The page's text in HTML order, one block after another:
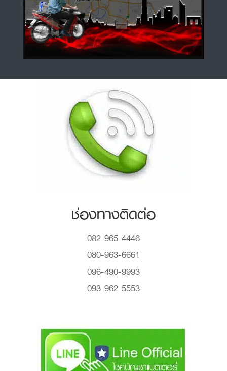
ช่องทางติดต่อ
082-965-4446
080-963-6661
096-490-9993
093-962-5553